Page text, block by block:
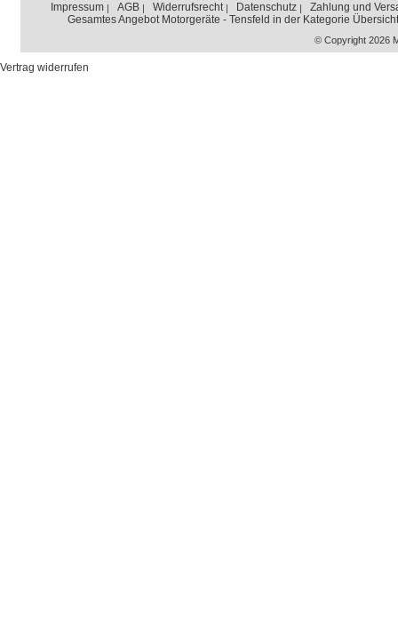
Impressum AGB Widerrufsrecht Datenschutz
Zahlung und
Gesamtes Angebot Motorgeräte - Tensfeld in der Kategorie Übersicht
© Copyright 2026
Vertrag widerrufen